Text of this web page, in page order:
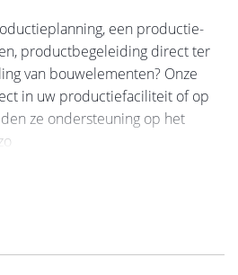
een productie-
productbegeleiding direct ter
van bouwelementen? Onze
in uw productiefaciliteit of op
ze ondersteuning op het